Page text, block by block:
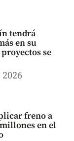
tendrá
en su
proyectos se
freno a
en el